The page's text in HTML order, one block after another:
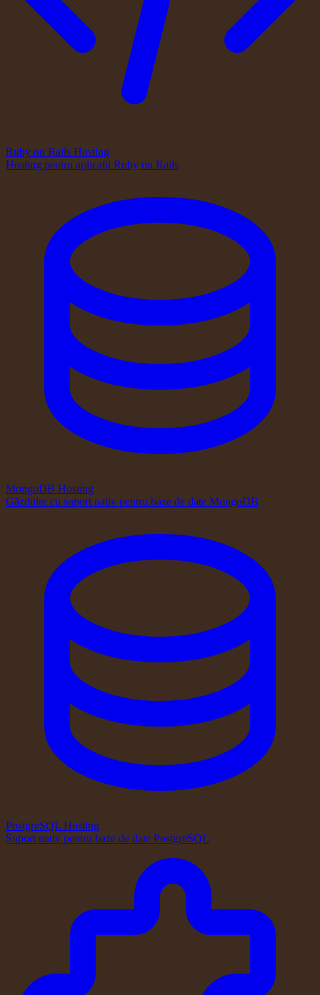
Ruby on Rails Hosting
Hosting pentru aplicații Ruby on Rails
MongoDB Hosting
Găzduire cu suport nativ pentru baze de date MongoDB
PostgreSQL Hosting
Suport nativ pentru baze de date PostgreSQL